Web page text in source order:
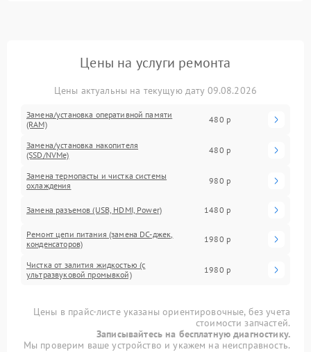
Цены на услуги ремонта
Цены актуальны на текущую дату 09.08.2026
Замена/установка оперативной памяти
(RAM)
480 р
Замена/установка накопителя
(SSD/NVMe)
480 р
Замена термопасты и чистка системы
охлаждения
980 р
Замена разъемов (USB, HDMI, Power) 1480 р
Ремонт цепи питания (замена DC-джек,
конденсаторов)
1980 р
Чистка от залития жидкостью (с
ультразвуковой промывкой)
1980 р
Цены в прайс-листе указаны ориентировочные, без учета
стоимости запчастей.
Записывайтесь на бесплатную диагностику.
Мы проверим ваше устройство и укажем на неисправность.